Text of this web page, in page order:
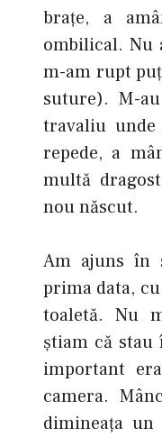
braţe, a
ombilical. Nu
m-am rupt
suture). M-
travaliu unde
repede, a
multă
nou născut.
Am ajuns în
prima data,
toaletă. Nu
ştiam că stau
important
camera.
dimineaţa